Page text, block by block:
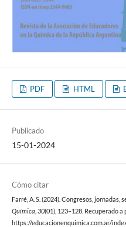
PDF HTML
Publicado
15-01-2024
Cómo citar
Farré, A. S. (2024). Congresos, jornadas,
Química 30(01), 123–128. Recuperado a
https://educacionenquimica.com.ar/